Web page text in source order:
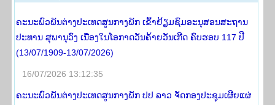
ຄະນະພົວພັນຕ່າງປະເທດສູນກາງພັກ ເຂົ້າຢ້ຽມຊົມອະນຸສອນສະຖານ
ປະທານ ສຸພານຸວົງ ເນື່ອງໃນໂອກາດວັນຄ້າຍວັນເກີດ ຄົບຮອບ 117 ປີ
(13/07/1909-13/07/2026)
16/07/2026 13:12:35
ຄະນະພົວພັນຕ່າງປະເທດສູນກາງພັກ ປປ ລາວ ຈັດກອງປະຊຸມເຜີຍແຜ່